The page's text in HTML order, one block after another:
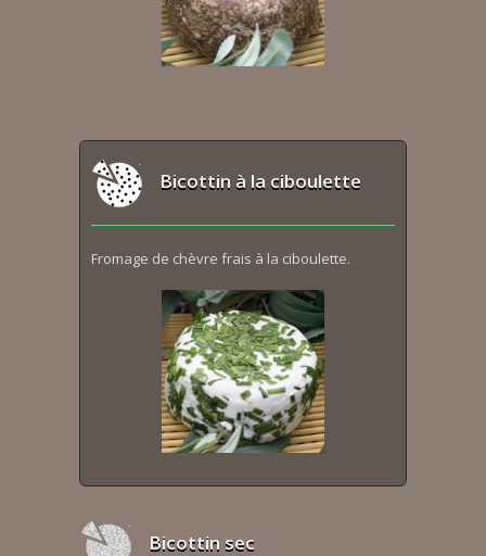
Bicottin à la ciboulette
Fromage de chèvre frais à la ciboulette.
Bicottin sec